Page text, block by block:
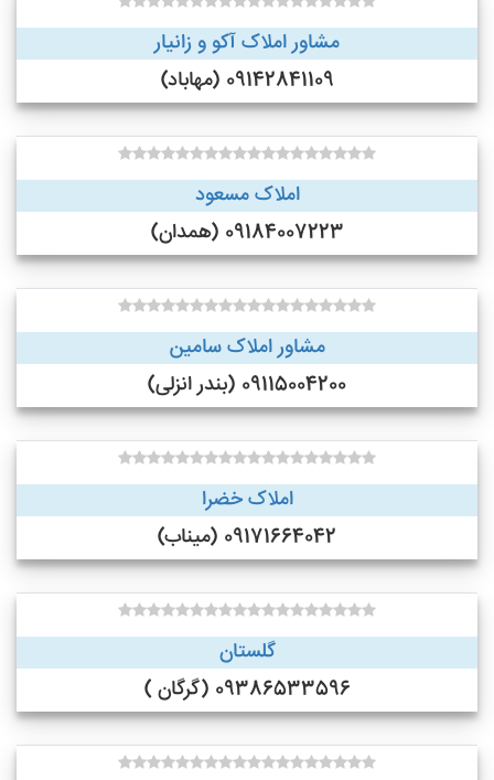
مشاور املاک آکو و زانیار
09142841109 (مهاباد)
املاک مسعود
09184007223 (همدان)
مشاور املاک سامین
09115004200 (بندر انزلی)
املاک خضرا
09171664042 (میناب)
گلستان
09386533596 (گرگان )